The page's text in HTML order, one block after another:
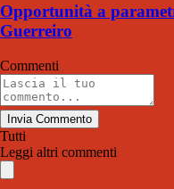
Opportunità a
Guerreiro
Commenti
Invia Commento
Tutti
Leggi altri commenti